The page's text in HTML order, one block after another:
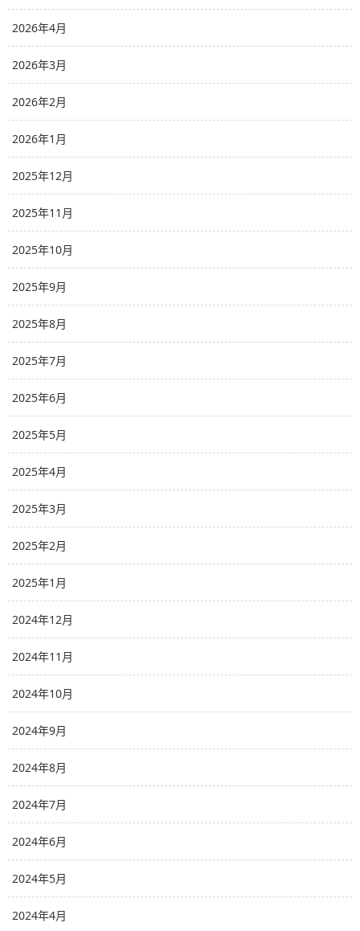
2026年4月
2026年3月
2026年2月
2026年1月
2025年12月
2025年11月
2025年10月
2025年9月
2025年8月
2025年7月
2025年6月
2025年5月
2025年4月
2025年3月
2025年2月
2025年1月
2024年12月
2024年11月
2024年10月
2024年9月
2024年8月
2024年7月
2024年6月
2024年5月
2024年4月